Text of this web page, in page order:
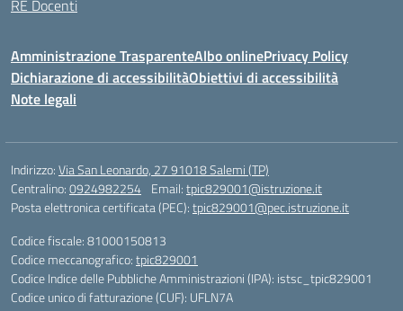
RE Docenti
Amministrazione TrasparenteAlbo onlinePrivacy Policy
Dichiarazione di accessibilitàObiettivi di accessibilità
Note legali
Indirizzo:Via San Leonardo, 27 91018 Salemi (TP)
Centralino:0924982254 Email:tpic829001@istruzione.it
Posta elettronica certificata (PEC):tpic829001@pec.istruzione.it
Codice fiscale: 81000150813
Codice meccanografico:tpic829001
Codice Indice delle Pubbliche Amministrazioni (IPA): istsc_tpic829001
Codice unico di fatturazione (CUF): UFLN7A